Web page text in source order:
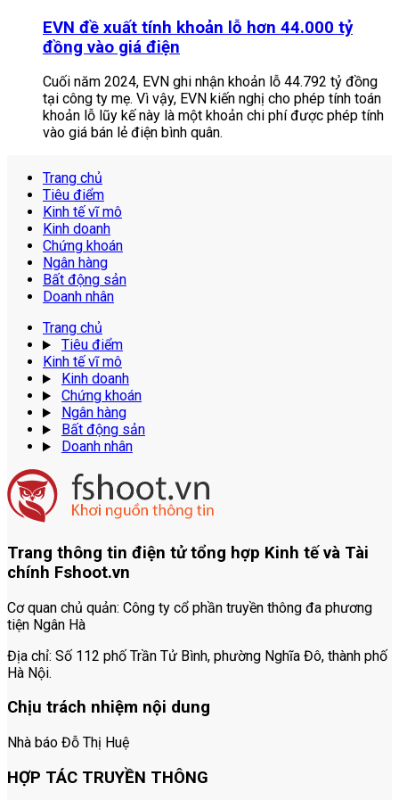
EVN đề xuất tính khoản lỗ hơn 44.000 tỷ
đồng vào giá điện
Cuối năm 2024, EVN ghi nhận khoản lỗ 44.792 tỷ đồng
tại công ty mẹ. Vì vậy, EVN kiến nghị cho phép tính toán
khoản lỗ lũy kế này là một khoản chi phí được phép tính
vào giá bán lẻ điện bình quân.
Trang chủ
Tiêu điểm
Kinh tế vĩ mô
Kinh doanh
Chứng khoán
Ngân hàng
Bất động sản
Doanh nhân
Trang chủ
Tiêu điểm
Kinh tế vĩ mô
Kinh doanh
Chứng khoán
Ngân hàng
Bất động sản
Doanh nhân
Trang thông tin điện tử tổng hợp Kinh tế và Tài
chính Fshoot.vn
Cơ quan chủ quản: Công ty cổ phần truyền thông đa phương
tiện Ngân Hà
Địa chỉ: Số 112 phố Trần Tử Bình, phường Nghĩa Đô, thành phố
Hà Nội.
Chịu trách nhiệm nội dung
Nhà báo Đỗ Thị Huệ
HỢP TÁC TRUYỀN THÔNG